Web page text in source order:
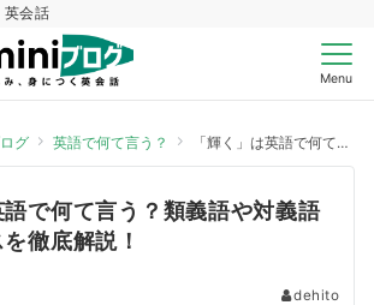
英会話
Menu
グ 英語で何て言う？ 「輝く」は英語で何て言う？類義語や対義語のニュアンスを徹底解説！
語で何て言う？類義語や対義語
徹底解説！
dehito